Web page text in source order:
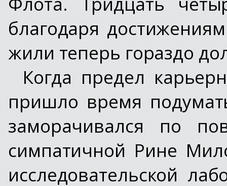
благодаря
жили теперь гораздо
Когда предел
пришло время
заморачивался по
симпатичной Рине
исследовательской